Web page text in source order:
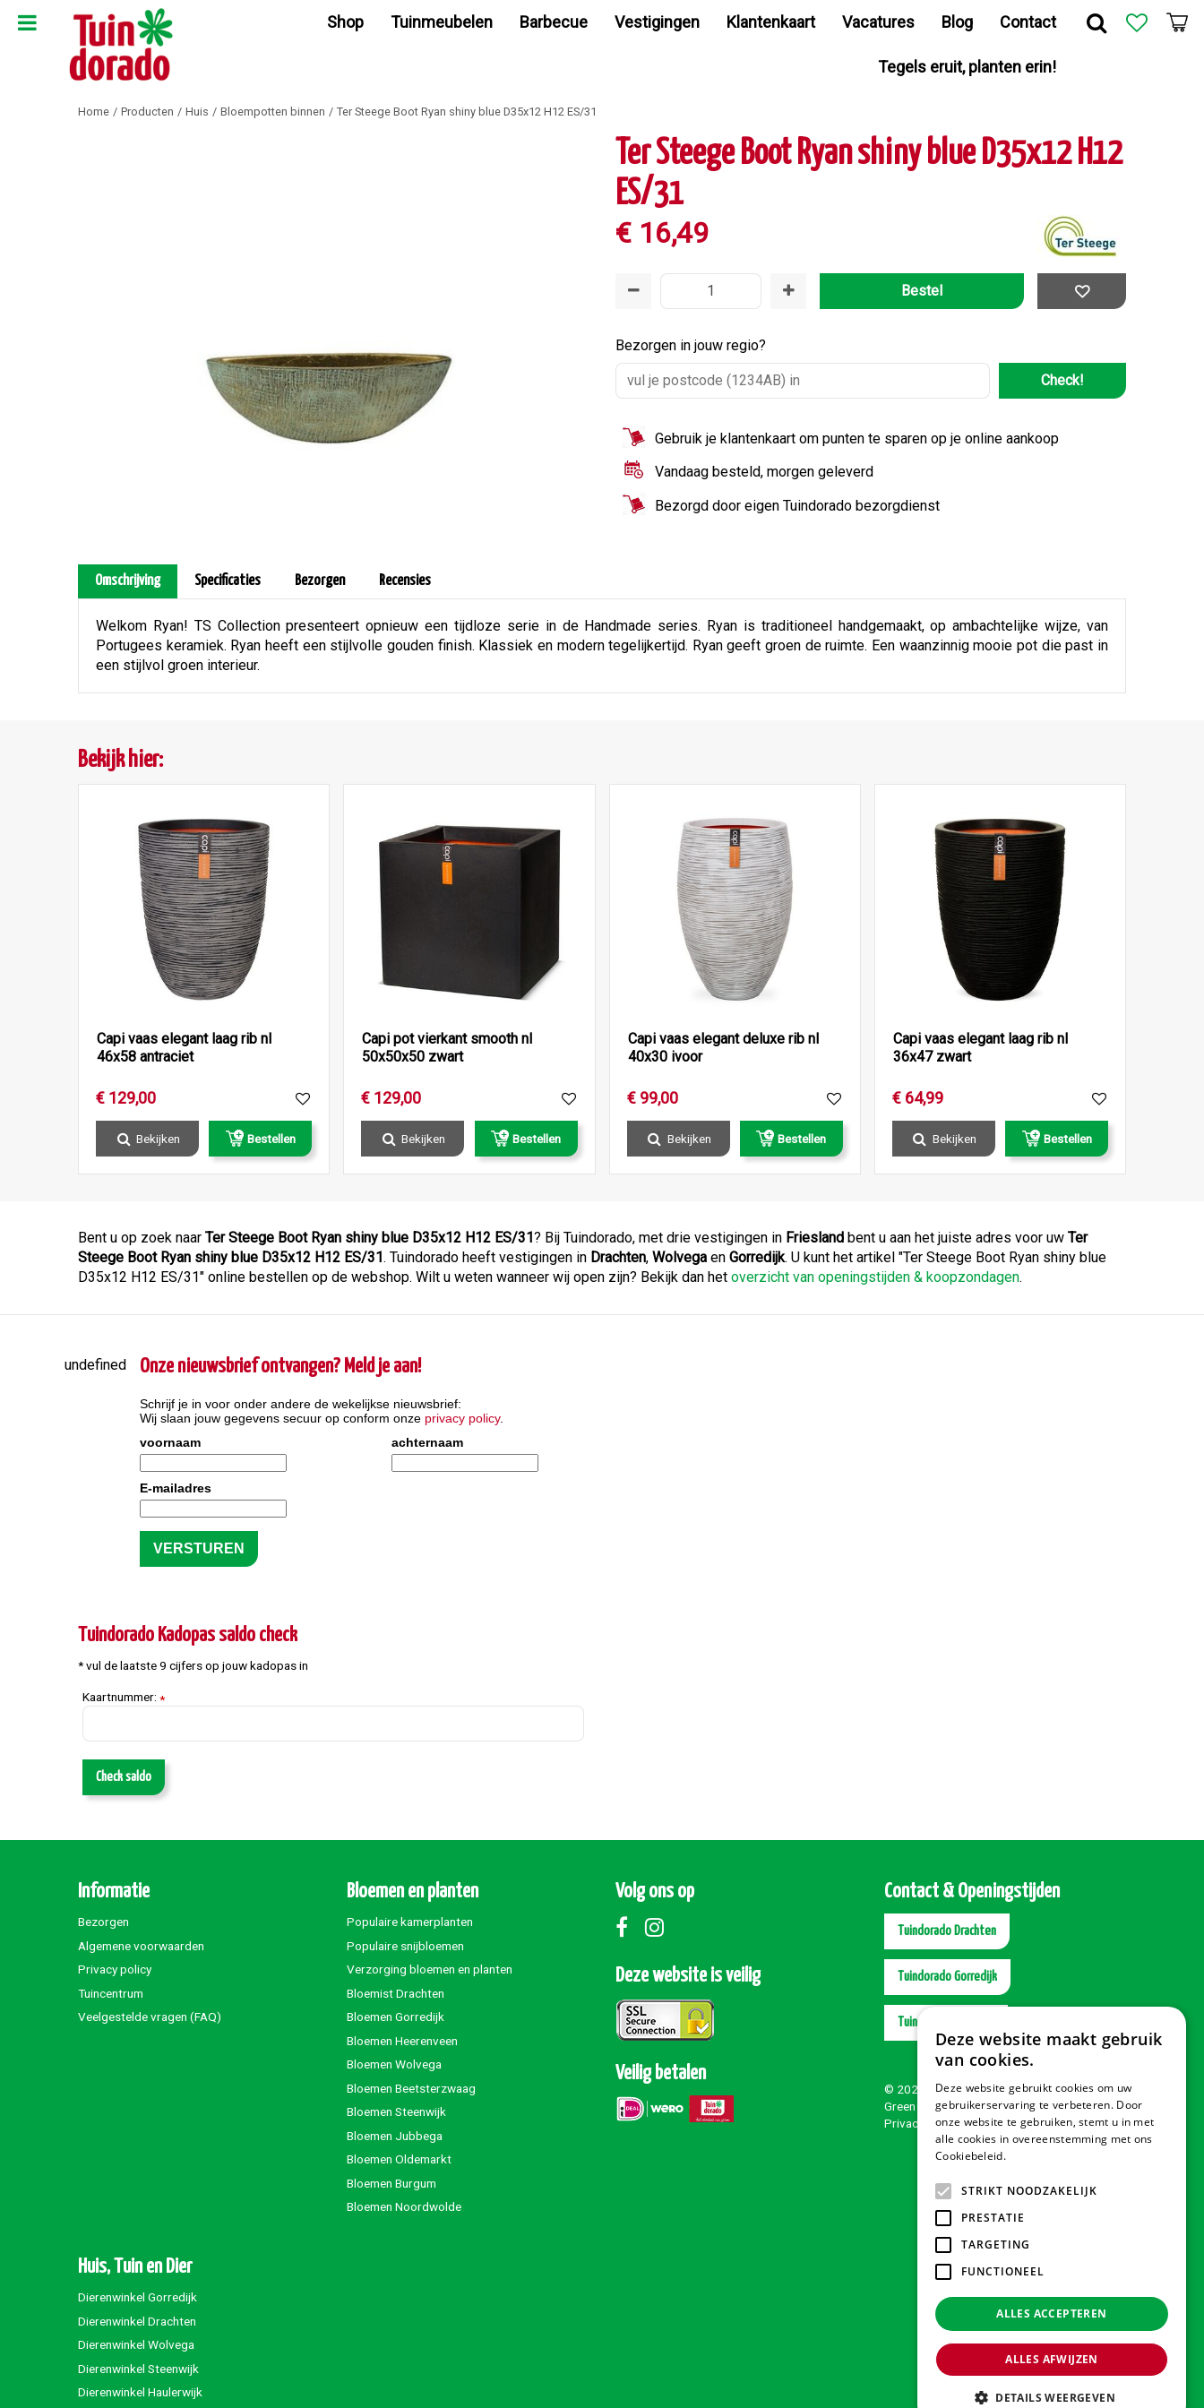
naar
Home Producten Huis Bloempotten binnen Ter Steege Boot Ryan shiny blue D35x12 H12 ES/31
Shop Tuinmeubelen Barbecue Vestigingen Klantenkaart Vacatures Blog Contact
Tegels eruit, planten erin!
Ter Steege Boot Ryan shiny blue D35x12 H12
ES/31
€ 16,49
Bezorgen in jouw regio?
Check!
Gebruik je klantenkaart om punten te sparen op je online aankoop
Vandaag besteld, morgen geleverd
Bezorgd door eigen Tuindorado bezorgdienst
Omschrijving Specificaties Bezorgen Recensies
Welkom Ryan! TS Collection presenteert opnieuw een tijdloze serie in de Handmade series. Ryan is traditioneel handgemaakt, op ambachtelijke wijze, van
Portugees keramiek. Ryan heeft een stijlvolle gouden finish. Klassiek en modern tegelijkertijd. Ryan geeft groen de ruimte. Een waanzinnig mooie pot die past in
een stijlvol groen interieur.
Bekijk hier:
Capi vaas elegant laag rib nl
46x58 antraciet
€ 129,00
Bekijken Bestellen
Capi pot vierkant smooth nl
50x50x50 zwart
€ 129,00
Bekijken Bestellen
Capi vaas elegant deluxe rib nl
40x30 ivoor
€ 99,00
Bekijken Bestellen
Capi vaas elegant laag rib nl
36x47 zwart
€ 64,99
Bekijken Bestellen
Bent u op zoek naar Ter Steege Boot Ryan shiny blue D35x12 H12 ES/31 ? Bij Tuindorado, met drie vestigingen in Friesland bent u aan het juiste adres voor uw Ter
Steege Boot Ryan shiny blue D35x12 H12 ES/31 . Tuindorado heeft vestigingen in Drachten, Wolvega en Gorredijk. U kunt het artikel "Ter Steege Boot Ryan shiny blue
D35x12 H12 ES/31" online bestellen op de webshop. Wilt u weten wanneer wij open zijn? Bekijk dan het overzicht van openingstijden & koopzondagen.
undefined Onze nieuwsbrief ontvangen? Meld je aan!
Schrijf je in voor onder andere de wekelijkse nieuwsbrief:
Wij slaan jouw gegevens secuur op conform onze privacy policy.
voornaam
achternaam
E-mailadres
Tuindorado Kadopas saldo check
* vul de laatste 9 cijfers op jouw kadopas in
Kaartnummer: *
Check saldo
Informatie
Bezorgen
Algemene voorwaarden
Privacy policy
Tuincentrum
Veelgestelde vragen (FAQ)
Bloemen en planten
Populaire kamerplanten
Populaire snijbloemen
Verzorging bloemen en planten
Bloemist Drachten
Bloemen Gorredijk
Bloemen Heerenveen
Bloemen Wolvega
Bloemen Beetsterzwaag
Bloemen Steenwijk
Bloemen Jubbega
Bloemen Oldemarkt
Bloemen Burgum
Bloemen Noordwolde
Huis, Tuin en Dier
Dierenwinkel Gorredijk
Dierenwinkel Drachten
Dierenwinkel Wolvega
Dierenwinkel Steenwijk
Dierenwinkel Haulerwijk
Volg ons op
Deze website is veilig
Veilig betalen
Contact & Openingstijden
Tuindorado Drachten
Tuindorado Gorredijk
Tuindorado Wolvega
© 2026 Tuindorado
Green Solutions
Privacy policy
Deze website maakt gebruik
van cookies.
Deze website gebruikt cookies om uw
gebruikerservaring te verbeteren. Door
onze website te gebruiken, stemt u in met
alle cookies in overeenstemming met ons
Cookiebeleid.
STRIKT NOODZAKELIJK
PRESTATIE
TARGETING
FUNCTIONEEL
ALLES ACCEPTEREN
ALLES AFWIJZEN
DETAILS WEERGEVEN